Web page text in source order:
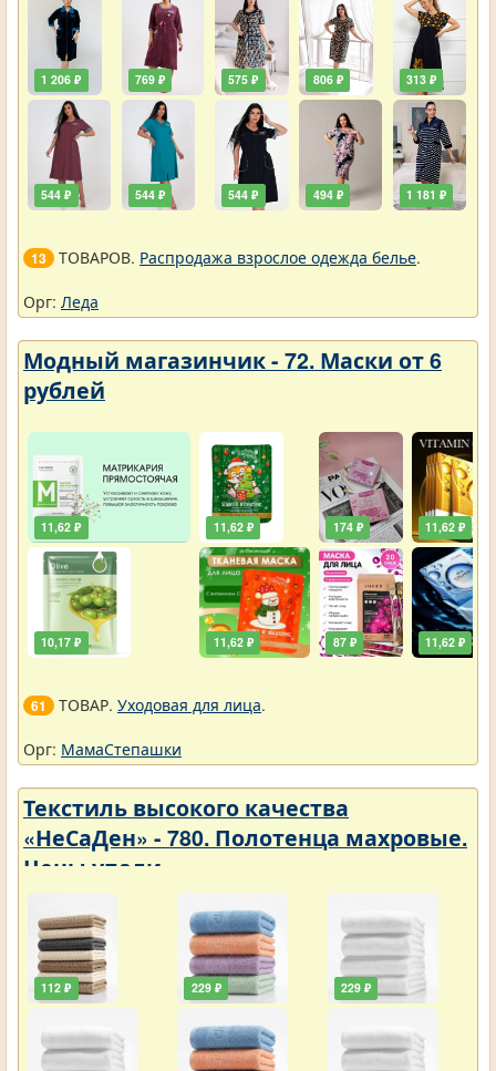
1 206 ₽
544 ₽
769 ₽
544 ₽
575 ₽
544 ₽
806 ₽
494 ₽
313 ₽
1 181 ₽
13 ТОВАРОВ. Распродажа взрослое одежда белье.
Орг: Леда
Модный магазинчик - 72. Маски от 6
рублей
11,62 ₽
10,17 ₽
11,62 ₽
11,62 ₽
174 ₽
87 ₽
11,62 ₽
11,62 ₽
61 ТОВАР. Уходовая для лица.
Орг: МамаСтепашки
Текстиль высокого качества
«НеСаДен» - 780. Полотенца махровые.
Цены упали
112 ₽ 229 ₽ 229 ₽